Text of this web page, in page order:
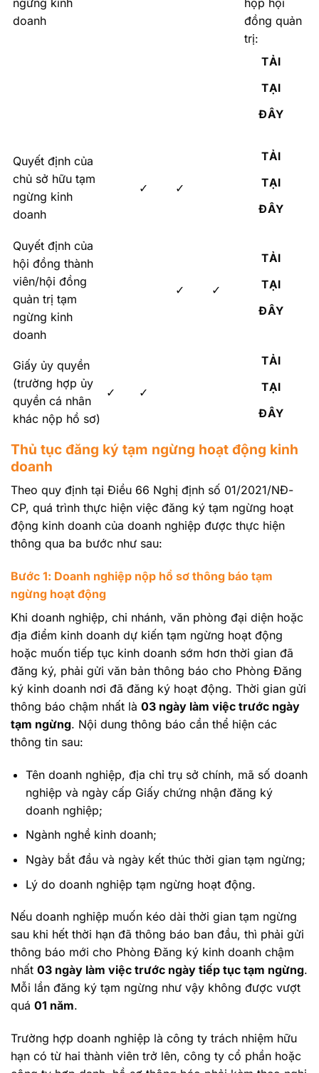
doanh
họp hội
đồng quản
trị:
TẢI
TẠI
ĐÂY
Quyết định của
chủ sở hữu tạm
ngừng kinh
doanh
✓ ✓
TẢI
TẠI
ĐÂY
Quyết định của
hội đồng thành
viên/hội đồng
quản trị tạm
ngừng kinh
doanh
✓ ✓
TẢI
TẠI
ĐÂY
Giấy ủy quyền
(trường hợp ủy
quyền cá nhân
khác nộp hồ sơ)
✓ ✓
TẢI
TẠI
ĐÂY
Thủ tục đăng ký tạm ngừng hoạt động kinh
doanh
Theo quy định tại Điều 66 Nghị định số 01/2021/NĐ-
CP, quá trình thực hiện việc đăng ký tạm ngừng hoạt
động kinh doanh của doanh nghiệp được thực hiện
thông qua ba bước như sau:
Bước 1: Doanh nghiệp nộp hồ sơ thông báo tạm
ngừng hoạt động
Khi doanh nghiệp, chi nhánh, văn phòng đại diện hoặc
địa điểm kinh doanh dự kiến tạm ngừng hoạt động
hoặc muốn tiếp tục kinh doanh sớm hơn thời gian đã
đăng ký, phải gửi văn bản thông báo cho Phòng Đăng
ký kinh doanh nơi đã đăng ký hoạt động. Thời gian gửi
thông báo chậm nhất là 03 ngày làm việc trước ngày
tạm ngừng. Nội dung thông báo cần thể hiện các
thông tin sau:
Tên doanh nghiệp, địa chỉ trụ sở chính, mã số doanh
nghiệp và ngày cấp Giấy chứng nhận đăng ký
doanh nghiệp;
Ngành nghề kinh doanh;
Ngày bắt đầu và ngày kết thúc thời gian tạm ngừng;
Lý do doanh nghiệp tạm ngừng hoạt động.
Nếu doanh nghiệp muốn kéo dài thời gian tạm ngừng
sau khi hết thời hạn đã thông báo ban đầu, thì phải gửi
thông báo mới cho Phòng Đăng ký kinh doanh chậm
nhất 03 ngày làm việc trước ngày tiếp tục tạm ngừng.
Mỗi lần đăng ký tạm ngừng như vậy không được vượt
quá 01 năm.
Trường hợp doanh nghiệp là công ty trách nhiệm hữu
hạn có từ hai thành viên trở lên, công ty cổ phần hoặc